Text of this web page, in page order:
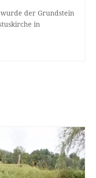
wurde der Grundstein
in